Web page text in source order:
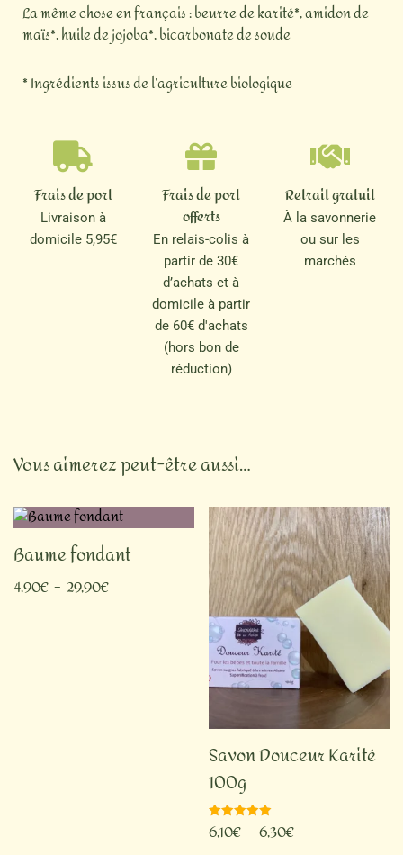
La même chose en français : beurre de karité*,amidon de
maïs*,huile de jojoba*,bicarbonate de soude
* Ingrédients issus de l’agriculture biologique
Frais de port
Livraison à
domicile 5,95€
Frais de port
offerts
En relais-colis à
partir de 30€
d’achats et à
domicile à partir
de 60€ d'achats
(hors bon de
réduction)
Retrait gratuit
À la savonnerie
ou sur les
marchés
Vous aimerez peut-être aussi…
Baume fondant
4,90€ – 29,90€
Savon Douceur Karité
100g
Note
5.00
6,10€ – 6,30€